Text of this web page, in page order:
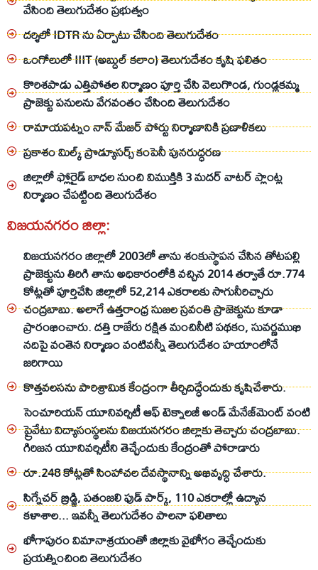
వేసింది తెలుగుదేశం ప్రభుత్వం
దర్శిలో IDTR ను ఏర్పాటు చేసింది తెలుగుదేశం
ఒంగోలులో IIIT (అబ్దుల్ కలాం) తెలుగుదేశం కృషి ఫలితం
కొరిశపాడు ఎత్తిపోతల నిర్మాణం పూర్తి చేసి వెలుగొండ, గుండ్లకమ్మ
ప్రాజెక్టు పనులను వేగవంతం చేసింది తెలుగుదేశం
రామాయపట్నం నాన్ మేజర్ పోర్టు నిర్మాణానికి ప్రణాళికలు
ప్రకాశం మిల్క్‌ ప్రొడ్యూసర్స్‌ కంపెనీ పునరుద్ధరణ
జిల్లాలో ఫ్లోరైడ్ బాధల నుంచి విముక్తికి 3 మదర్ వాటర్ ప్లాంట్ల
నిర్మాణం చేపట్టింది తెలుగుదేశం
విజయనగరం జిల్లా:
విజయనగరం జిల్లాలో 2003లో తాను శంకుస్థాపన చేసిన తోటపల్లి
ప్రాజెక్టును తిరిగి తాను అధికారంలోకి వచ్చిన 2014 తర్వాతే రూ.774
కోట్లతో పూర్తిచేసి జిల్లాలో 52,214 ఎకరాలకు సాగునీరిచ్చారు
చంద్రబాబు. అలాగే ఉత్తరాంధ్ర సుజల స్రవంతి ప్రాజెక్టును కూడా
ప్రారంభించారు. దత్తి రాజేరు రక్షిత మంచినీటి పథకం, సువర్ణముఖి
నదిపై వంతెన నిర్మాణం వంటివన్నీ తెలుగుదేశం హయాంలోనే
జరిగాయి
కొత్తవలసను పారిశ్రామిక కేంద్రంగా తీర్చిదిద్ధేందుకు కృషిచేశారు.
సెంచూరియన్‌ యూనివర్సిటీ ఆఫ్‌ టెక్నాలజీ అండ్‌ మేనేజ్‌మెంట్‌ వంటి
ప్రైవేటు విద్యాసంస్థలను విజయనగరం జిల్లాకు తెచ్చారు చంద్రబాబు.
గిరిజన యూనివర్సిటీని తెచ్చేందుకు కేంద్రంతో పోరాడారు
రూ.248 కోట్లతో సింహాచల దేవస్థానాన్ని అభివృద్ధి చేశారు.
సిగ్నేచర్ బ్రిడ్జి, పతంజలి ఫుడ్ పార్క్, 110 ఎకరాల్లో ఉద్యాన
కళాశాల... ఇవన్నీ తెలుగుదేశం పాలనా ఫలితాలు
భోగాపురం విమానాశ్రయంతో జిల్లాకు వైభోగం తెచ్చేందుకు
ప్రయత్నించింది తెలుగుదేశం